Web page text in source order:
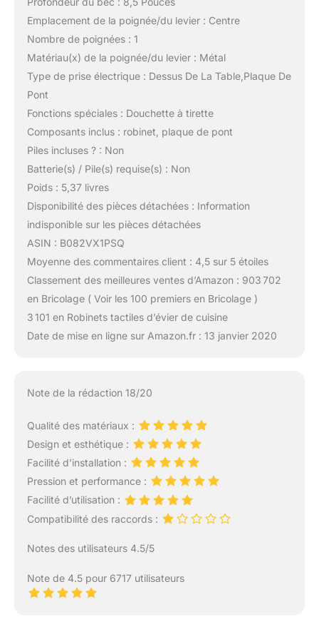
Emplacement de la poignée/du levier : Centre
Nombre de poignées : 1
Matériau(x) de la poignée/du levier : Métal
Type de prise électrique : Dessus De La Table,Plaque De
Pont
Fonctions spéciales : Douchette à tirette
Composants inclus : robinet, plaque de pont
Piles incluses ? : Non
Batterie(s) / Pile(s) requise(s) : Non
Poids : 5,37 livres
Disponibilité des pièces détachées : Information
indisponible sur les pièces détachées
ASIN : B082VX1PSQ
Moyenne des commentaires client : 4,5 sur 5 étoiles
Classement des meilleures ventes d’Amazon : 903 702
en Bricolage ( Voir les 100 premiers en Bricolage )
3 101 en Robinets tactiles d’évier de cuisine
Date de mise en ligne sur Amazon.fr : 13 janvier 2020
Note de la rédaction 18/20
Qualité des matériaux :
Design et esthétique :
Facilité d’installation :
Pression et performance :
Facilité d’utilisation :
Compatibilité des raccords :
Notes des utilisateurs 4.5/5
Note de 4.5 pour 6717 utilisateurs